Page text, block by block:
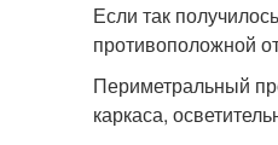
Если так
противоположной
Периметральный
каркаса,